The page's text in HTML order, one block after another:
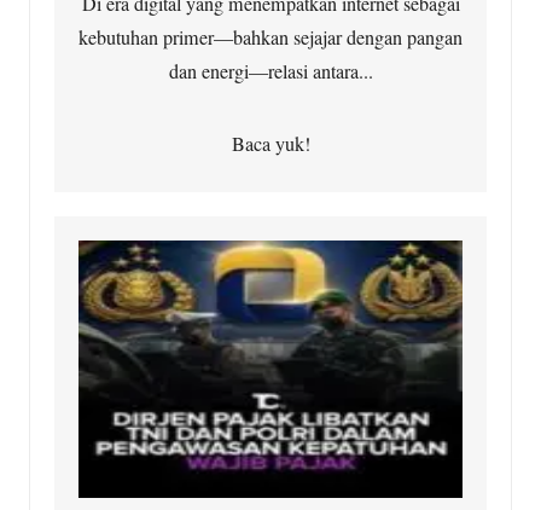
kebutuhan primer—bahkan sejajar dengan pangan
dan energi—relasi antara...
Baca yuk!